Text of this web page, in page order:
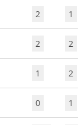
2 1
2 2
1 2
0 1